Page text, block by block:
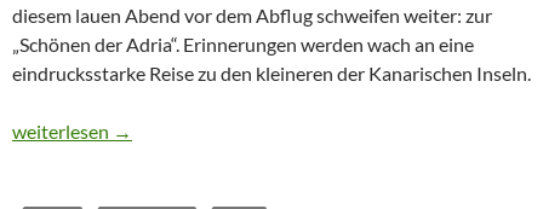
diesem lauen Abend vor dem Abflug schweifen weiter: zur
„Schönen der Adria“. Erinnerungen werden wach an eine
eindrucksstarke Reise zu den kleineren der Kanarischen Inseln.
CTOUR on Tour: Da Capo mit der kleinen Schönen
weiterlesen →